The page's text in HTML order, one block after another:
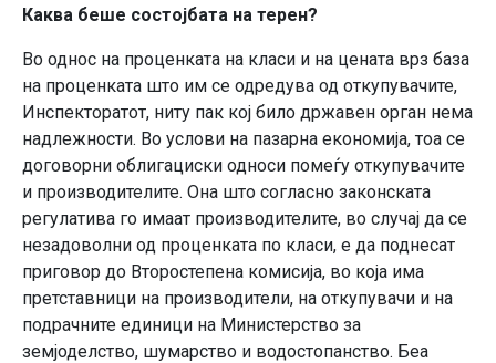
Каква беше состојбата на терен?
Во однос на проценката на класи и на цената врз база
на проценката што им се одредува од откупувачите,
Инспекторатот, ниту пак кој било државен орган нема
надлежности. Во услови на пазарна економија, тоа се
договорни облигациски односи помеѓу откупувачите
и производителите. Она што согласно законската
регулатива го имаат производителите, во случај да се
незадоволни од проценката по класи, е да поднесат
приговор до Второстепена комисија, во која има
претставници на производители, на откупувачи и на
подрачните единици на Министерство за
земјоделство, шумарство и водостопанство. Беа